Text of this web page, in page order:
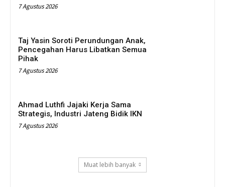
7 Agustus 2026
Taj Yasin Soroti Perundungan Anak,
Pencegahan Harus Libatkan Semua
Pihak
7 Agustus 2026
Ahmad Luthfi Jajaki Kerja Sama
Strategis, Industri Jateng Bidik IKN
7 Agustus 2026
Muat lebih banyak